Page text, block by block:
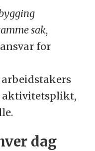
sak,
for
aktivitetsplikt,
dag